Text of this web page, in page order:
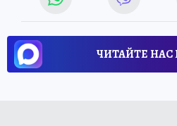
ЧИТАЙТЕ НАС